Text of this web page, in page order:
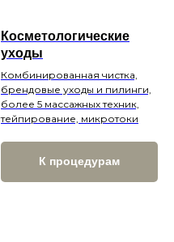
Косметологические
уходы
Комбинированная чистка,
брендовые уходы и пилинги,
более 5 массажных техник,
тейпирование, микротоки
К процедурам